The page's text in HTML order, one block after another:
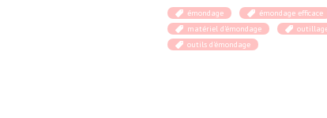
émondage
émondage efficace
matériel d'émondage
outils d'émondage